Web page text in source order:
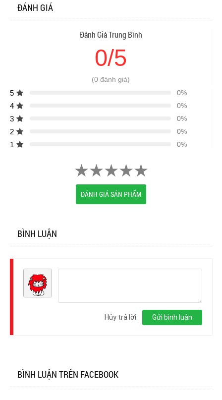
ĐÁNH GIÁ
Đánh Giá Trung Bình
0/5
(0 đánh giá)
5 0%
4 0%
3 0%
2 0%
1 0%
ĐÁNH GIÁ SẢN PHẨM
BÌNH LUẬN
Gửi bình luận
Hủy trả lời
BÌNH LUẬN TRÊN FACEBOOK